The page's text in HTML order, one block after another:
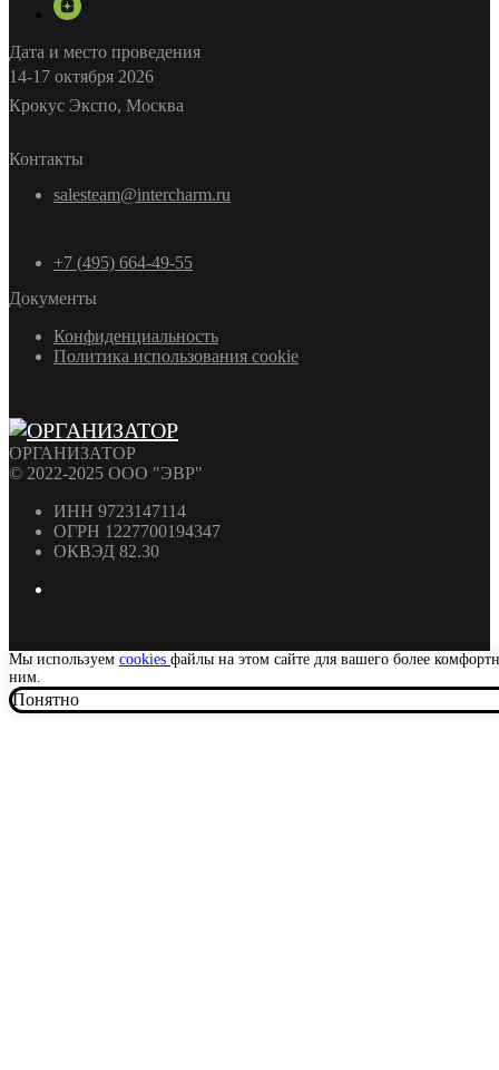
Дата и место проведения
14-17 октября 2026
Крокус Экспо, Москва
Контакты
salesteam@intercharm.ru
+7 (495) 664-49-55
Документы
Конфиденциальность
Политика использования cookie
ОРГАНИЗАТОР
© 2022-2025 ООО "ЭВР"
ИНН 9723147114
ОГРН 1227700194347
ОКВЭД 82.30
Мы используем cookies файлы на этом сайте для вашего более
ним.
Понятно